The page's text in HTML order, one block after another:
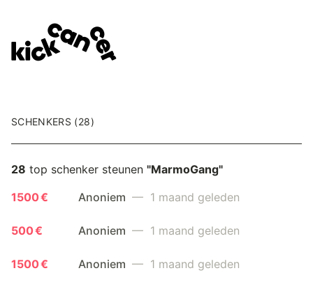
SCHENKERS (28)
28 top schenker steunen "MarmoGang"
1500 €
Anoniem — 1 maand geleden
500 € Anoniem — 1 maand geleden
1500 € Anoniem — 1 maand geleden